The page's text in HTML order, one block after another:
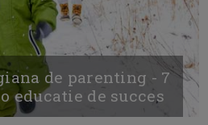
de parenting - 7
educatie de succes